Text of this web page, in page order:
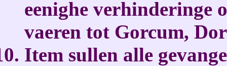
eenighe verhinderinge
vaeren tot Gorcum,
Item sullen alle